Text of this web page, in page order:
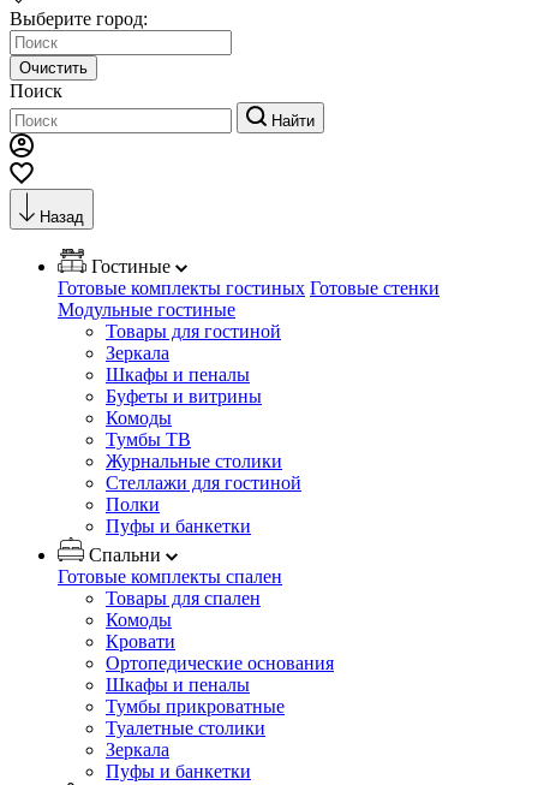
Выберите город:
Очистить
Поиск
Найти
Назад
Гостиные
Готовые комплекты гостиных Готовые стенки
Модульные гостиные
Товары для гостиной
Зеркала
Шкафы и пеналы
Буфеты и витрины
Комоды
Тумбы ТВ
Журнальные столики
Стеллажи для гостиной
Полки
Пуфы и банкетки
Спальни
Готовые комплекты спален
Товары для спален
Комоды
Кровати
Ортопедические основания
Шкафы и пеналы
Тумбы прикроватные
Туалетные столики
Зеркала
Пуфы и банкетки